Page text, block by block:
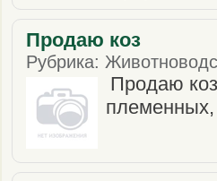
Продаю коз
Рубрика:
Продаю